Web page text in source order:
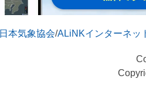
日本気象協会/ALiNKインターネッ